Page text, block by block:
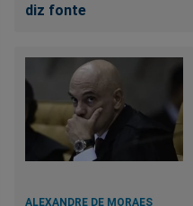
diz fonte
ALEXANDRE DE MORAES